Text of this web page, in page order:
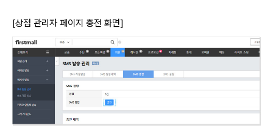
[상점 관리자 페이지 충전 화면]